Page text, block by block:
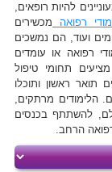
להיות רופאים,
רפואה מכשירים
ועוד, הם נמשכים
רפואה או עומדים
תחומי טיפול
תואר ראשון ותוכלו
הלימודים מרתקים,
להשתתף בכנסים
הרחב.